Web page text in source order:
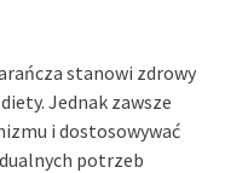
stanowi zdrowy
Jednak zawsze
i dostosowywać
potrzeb